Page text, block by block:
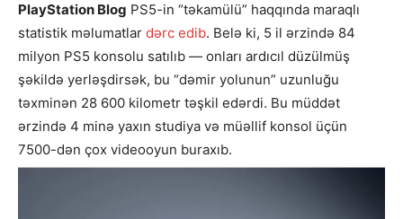
PlayStation Blog PS5-in “təkamülü” haqqında maraqlı
statistik məlumatlar dərc edib. Belə ki, 5 il ərzində 84
milyon PS5 konsolu satılıb — onları ardıcıl düzülmüş
şəkildə yerləşdirsək, bu “dəmir yolunun” uzunluğu
təxminən 28 600 kilometr təşkil edərdi. Bu müddət
ərzində 4 minə yaxın studiya və müəllif konsol üçün
7500-dən çox videooyun buraxıb.